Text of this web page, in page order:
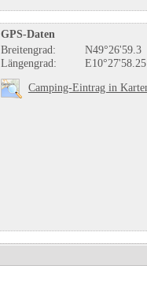
GPS-Daten
Breitengrad:
N49°26'59.3
Längengrad:
E10°27'58.25
Camping-Eintrag in